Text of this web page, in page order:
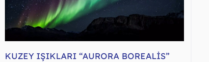
KUZEY IŞIKLARI “AURORA BOREALIS”